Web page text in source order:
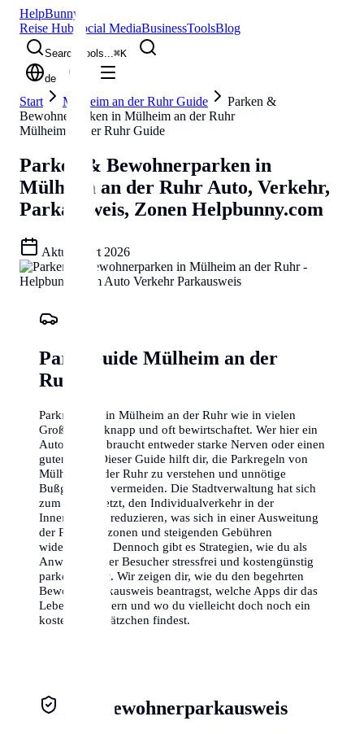
HelpBunny
Reise Hub Social MediaBusinessToolsBlog
Search tools...⌘K
de
Start Mülheim an der Ruhr Guide
Parken &
Bewohnerparken in Mülheim an der Ruhr
Mülheim an der Ruhr Guide
Parken & Bewohnerparken in
Mülheim an der Ruhr Auto, Verkehr,
Parkausweis, Zonen Helpbunny.com
Aktualisiert 2026
Park-Guide Mülheim an der
Ruhr
Parkraum ist in Mülheim an der Ruhr wie in vielen
Großstädten knapp und oft bewirtschaftet. Wer hier ein
Auto besitzt, braucht entweder starke Nerven oder einen
guten Plan. Dieser Guide hilft dir, die Parkregeln von
Mülheim an der Ruhr zu verstehen und unnötige
Bußgelder zu vermeiden. Die Stadtverwaltung hat sich
zum Ziel gesetzt, den Individualverkehr in der
Innenstadt zu reduzieren, was sich in einer Ausweitung
der Parkraumzonen und steigenden Gebühren
widerspiegelt. Dennoch gibt es Strategien, wie du als
Anwohner oder Besucher stressfrei und kostengünstig
parken kannst. Wir zeigen dir, wie du den begehrten
Bewohnerparkausweis beantragst, welche Apps dir das
Leben erleichtern und wo du vielleicht doch noch ein
kostenloses Plätzchen findest.
Der Bewohnerparkausweis